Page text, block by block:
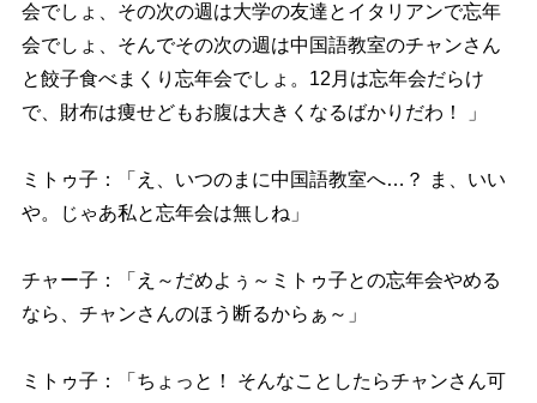
会でしょ、その次の週は大学の友達とイタリアンで忘年
会でしょ、そんでその次の週は中国語教室のチャンさん
と餃子食べまくり忘年会でしょ。12月は忘年会だらけ
で、財布は痩せどもお腹は大きくなるばかりだわ！ 」
ミトゥ子：「え、いつのまに中国語教室へ…？ ま、いい
。じゃあ私と忘年会は無しね」
チャー子：「え～だめよぅ～ミトゥ子との忘年会やめる
なら、チャンさんのほう断るからぁ～」
ミトゥ子：「ちょっと！ そんなことしたらチャンさん可